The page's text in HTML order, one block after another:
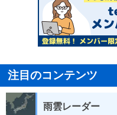
注目のコンテンツ
雨雲レーダー